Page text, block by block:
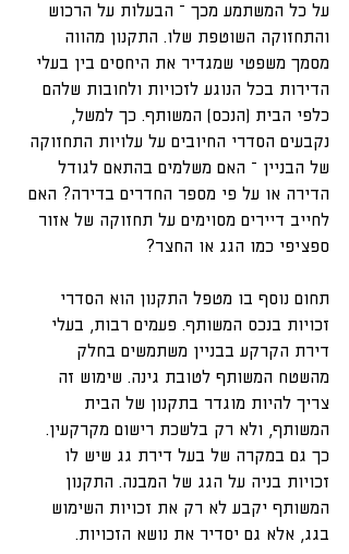
על כל המשתמע מכך – הבעלות על הרכוש
והתחזוקה השוטפת שלו. התקנון מהווה
מסמך משפטי שמגדיר את היחסים בין בעלי
הדירות בכל הנוגע לזכויות ולחובות שלהם
כלפי הבית (הנכס) המשותף. כך למשל,
נקבעים הסדרי החיובים על עלויות התחזוקה
של הבניין – האם משלמים בהתאם לגודל
הדירה או על פי מספר החדרים בדירה? האם
לחייב דיירים מסוימים על תחזוקה של אזור
ספציפי כמו הגג או החצר?
תחום נוסף בו מטפל התקנון הוא הסדרי
זכויות בנכס המשותף. פעמים רבות, בעלי
דירת הקרקע בבניין משתמשים בחלק
מהשטח המשותף לטובת גינה. שימוש זה
צריך להיות מוגדר בתקנון של הבית
המשותף, ולא רק בלשכת רישום מקרקעין.
כך גם במקרה של בעל דירת גג שיש לו
זכויות בניה על הגג של המבנה. התקנון
המשותף יקבע לא רק את זכויות השימוש
בגג, אלא גם יסדיר את נושא הזכויות.